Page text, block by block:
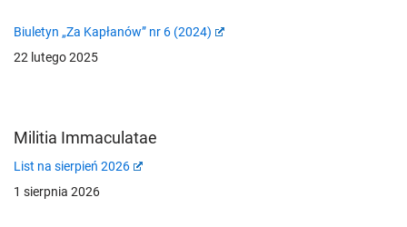
Biuletyn „Za Kapłanów” nr 6 (2024)
22 lutego 2025
Militia Immaculatae
List na sierpień 2026
1 sierpnia 2026